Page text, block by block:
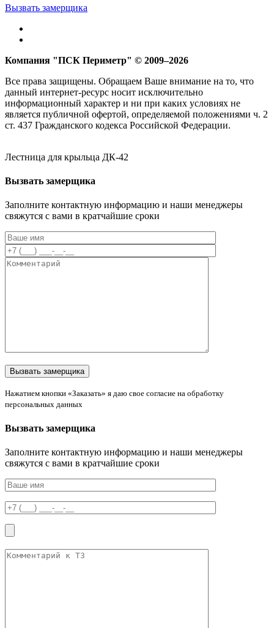
Вызвать замерщика
Компания "ПСК Периметр" © 2009–2026
Все права защищены. Обращаем Ваше внимание на то, что
данный интернет-ресурс носит исключительно
информационный характер и ни при каких условиях не
является публичной офертой, определяемой положениями ч. 2
ст. 437 Гражданского кодекса Российской Федерации.
Лестница для крыльца ДК-42
Вызвать замерщика
Заполните контактную информацию и наши менеджеры
свяжутся с вами в кратчайшие сроки
Нажатием кнопки «Заказать» я даю свое согласие на обработку
персональных данных
Вызвать замерщика
Заполните контактную информацию и наши менеджеры
свяжутся с вами в кратчайшие сроки